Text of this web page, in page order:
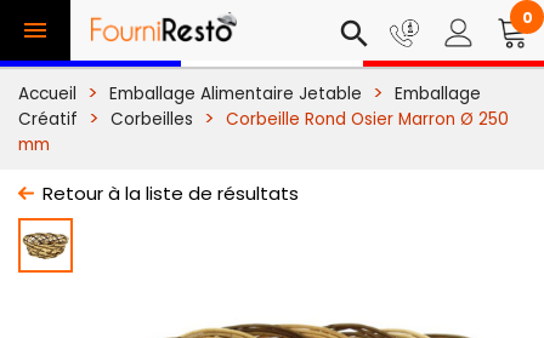
 search 0
Accueil Emballage Alimentaire Jetable
Emballage
Créatif
Corbeilles
Corbeille Rond Osier Marron Ø 250
mm
Retour à la liste de résultats